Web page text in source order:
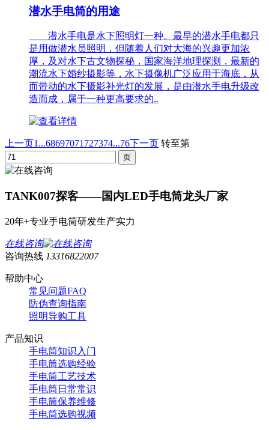
潜水手电筒的用途
潜水手电是水下照明灯一种。最早的潜水手电都只
是用做潜水员照明，但随着人们对大海的兴趣更加浓
厚，及对水下古文物探秘，国家海洋地理探测，最新的
潮流水下婚纱摄影等，水下摄像机广泛应用于海底，从
而带动的水下摄影补光灯的发展，是由潜水手电升级改
造而成，属于一种更高要求的..
上一页1...68697071 727374...76下一页 转至第
TANK007探客——国内LED手电筒龙头厂家
20年+专业手电筒研发生产实力
在线咨询
咨询热线 13316822007
帮助中心
常见问题FAQ
防伪查询指南
照明导购工具
产品知识
手电筒知识入门
手电筒选购经验
手电筒工艺技术
手电筒日常常识
手电筒保养维修
手电筒选购视频